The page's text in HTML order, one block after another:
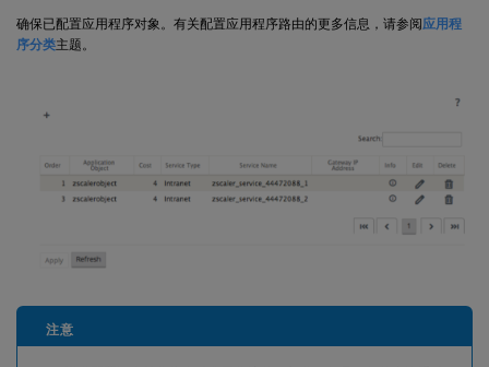
确保已配置应用程序对象。有关配置应用程序路由的更多信息，请参阅应用程
序分类主题。
注意